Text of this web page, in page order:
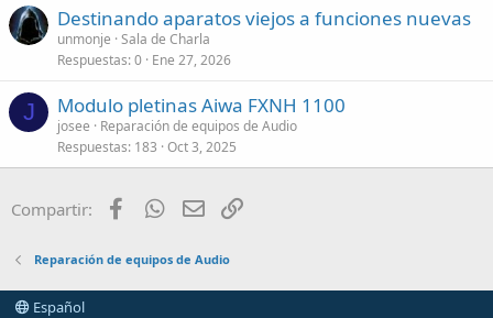
Destinando aparatos viejos a funciones nuevas
unmonje Sala de Charla
Respuestas 0 Ene 27, 2026
J Modulo pletinas Aiwa FXNH 1100
josee
Reparación de equipos de Audio
Respuestas 183 Oct 3, 2025
Compartir: FacebookWhatsApp
Email
Reparación de equipos de Audio
Español